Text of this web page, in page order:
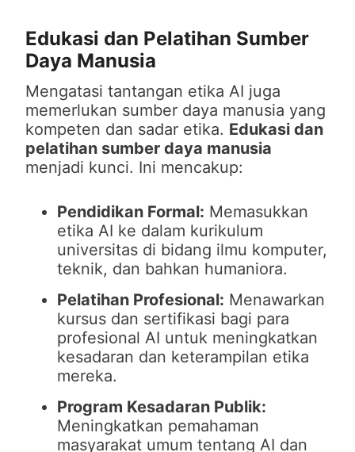
Edukasi dan Pelatihan Sumber
Daya Manusia
Mengatasi tantangan etika AI juga
memerlukan sumber daya manusia yang
kompeten dan sadar etika. Edukasi dan
pelatihan sumber daya manusia
menjadi kunci. Ini mencakup:
Pendidikan Formal: Memasukkan
etika AI ke dalam kurikulum
universitas di bidang ilmu komputer,
teknik, dan bahkan humaniora.
Pelatihan Profesional: Menawarkan
kursus dan sertifikasi bagi para
profesional AI untuk meningkatkan
kesadaran dan keterampilan etika
mereka.
Program Kesadaran Publik:
Meningkatkan pemahaman
masyarakat umum tentang AI dan